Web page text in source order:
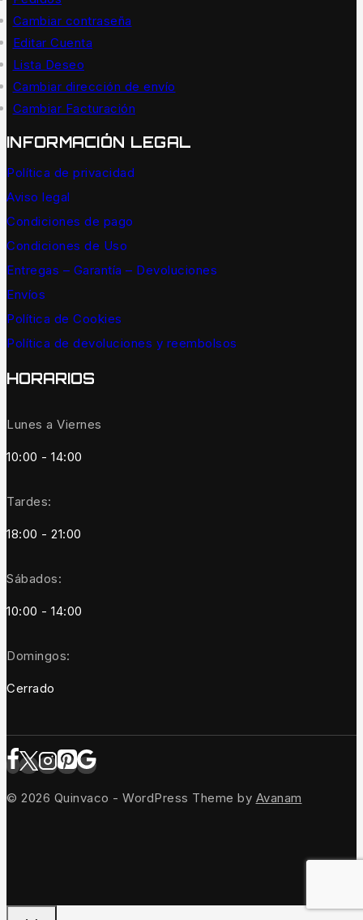
Cambiar contraseña
Editar Cuenta
Lista Deseo
Cambiar dirección de envío
Cambiar Facturación
INFORMACIÓN LEGAL
Política de privacidad
Aviso legal
Condiciones de pago
Condiciones de Uso
Entregas – Garantía – Devoluciones
Envíos
Política de Cookies
Política de devoluciones y reembolsos
HORARIOS
Lunes a Viernes
10:00 - 14:00
Tardes:
18:00 - 21:00
Sábados:
10:00 - 14:00
Domingos:
Cerrado
© 2026 Quinvaco - WordPress Theme by Avanam